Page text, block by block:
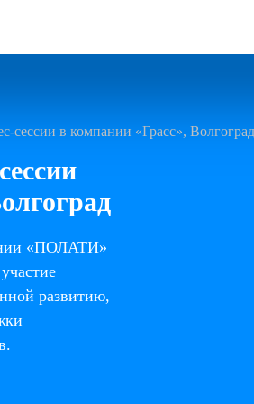
в компании «Грасс», Волгоград
«ПОЛАТИ»
развитию,